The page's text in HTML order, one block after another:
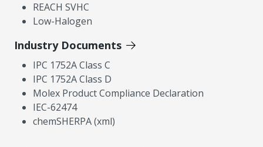
REACH SVHC
Low-Halogen
Industry Documents
IPC 1752A Class C
IPC 1752A Class D
Molex Product Compliance Declaration
IEC-62474
chemSHERPA (xml)